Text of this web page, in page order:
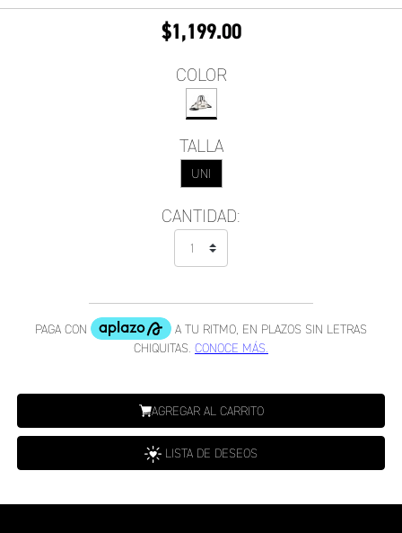
$1,199.00
COLOR
TALLA
UNI
CANTIDAD:
AGREGAR AL CARRITO
LISTA DE DESEOS